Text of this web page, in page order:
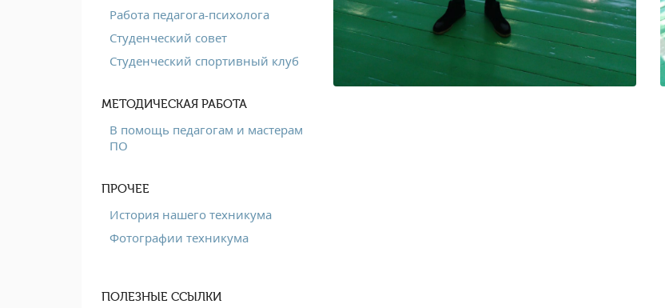
Работа педагога-психолога
Студенческий совет
Студенческий спортивный клуб
МЕТОДИЧЕСКАЯ РАБОТА
В помощь педагогам и мастерам
ПО
ПРОЧЕЕ
История нашего техникума
Фотографии техникума
ПОЛЕЗНЫЕ ССЫЛКИ